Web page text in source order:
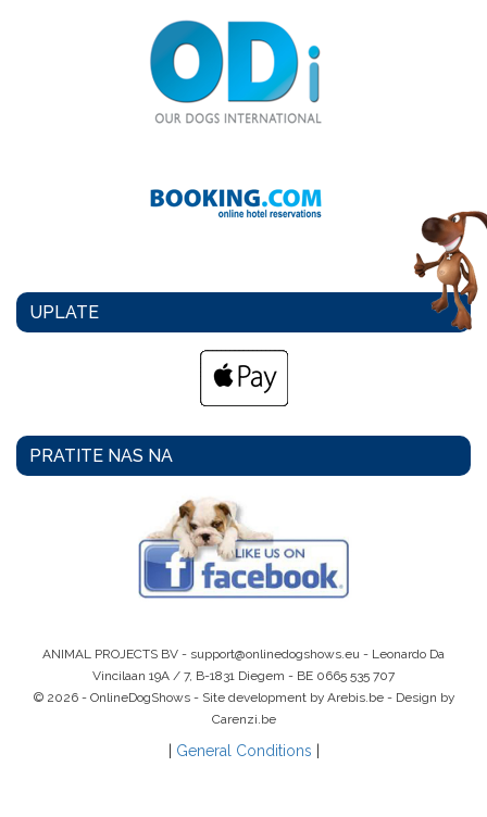
UPLATE
PRATITE NAS NA
ANIMAL PROJECTS BV - support@onlinedogshows.eu - Leonardo Da
Vincilaan 19A / 7, B-1831 Diegem - BE 0665 535 707
© 2026 - OnlineDogShows - Site development by Arebis.be - Design by
Carenzi.be
General Conditions